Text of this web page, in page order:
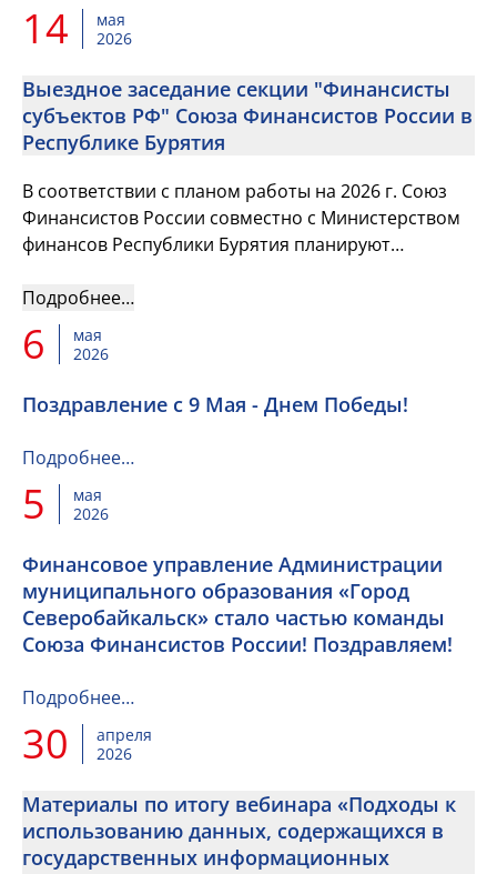
14
мая
2026
Выездное заседание секции "Финансисты
субъектов РФ" Союза Финансистов России в
Республике Бурятия
В соответствии с планом работы на 2026 г. Союз
Финансистов России совместно с Министерством
финансов Республики Бурятия планируют
субъектов Российской Фе...
Подробнее…
6
мая
2026
Поздравление с 9 Мая - Днем Победы!
Подробнее…
5
мая
2026
Финансовое управление Администрации
муниципального образования «Город
Северобайкальск» стало частью команды
Союза Финансистов России! Поздравляем!
Подробнее…
30
апреля
2026
Материалы по итогу вебинара «Подходы к
использованию данных, содержащихся в
государственных информационных